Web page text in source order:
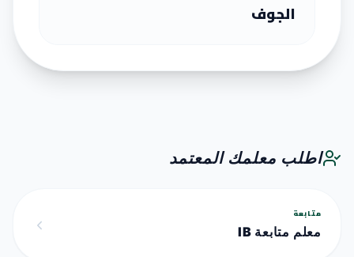
الجوف
اطلب معلمك المعتمد
متابعة
معلم متابعة IB